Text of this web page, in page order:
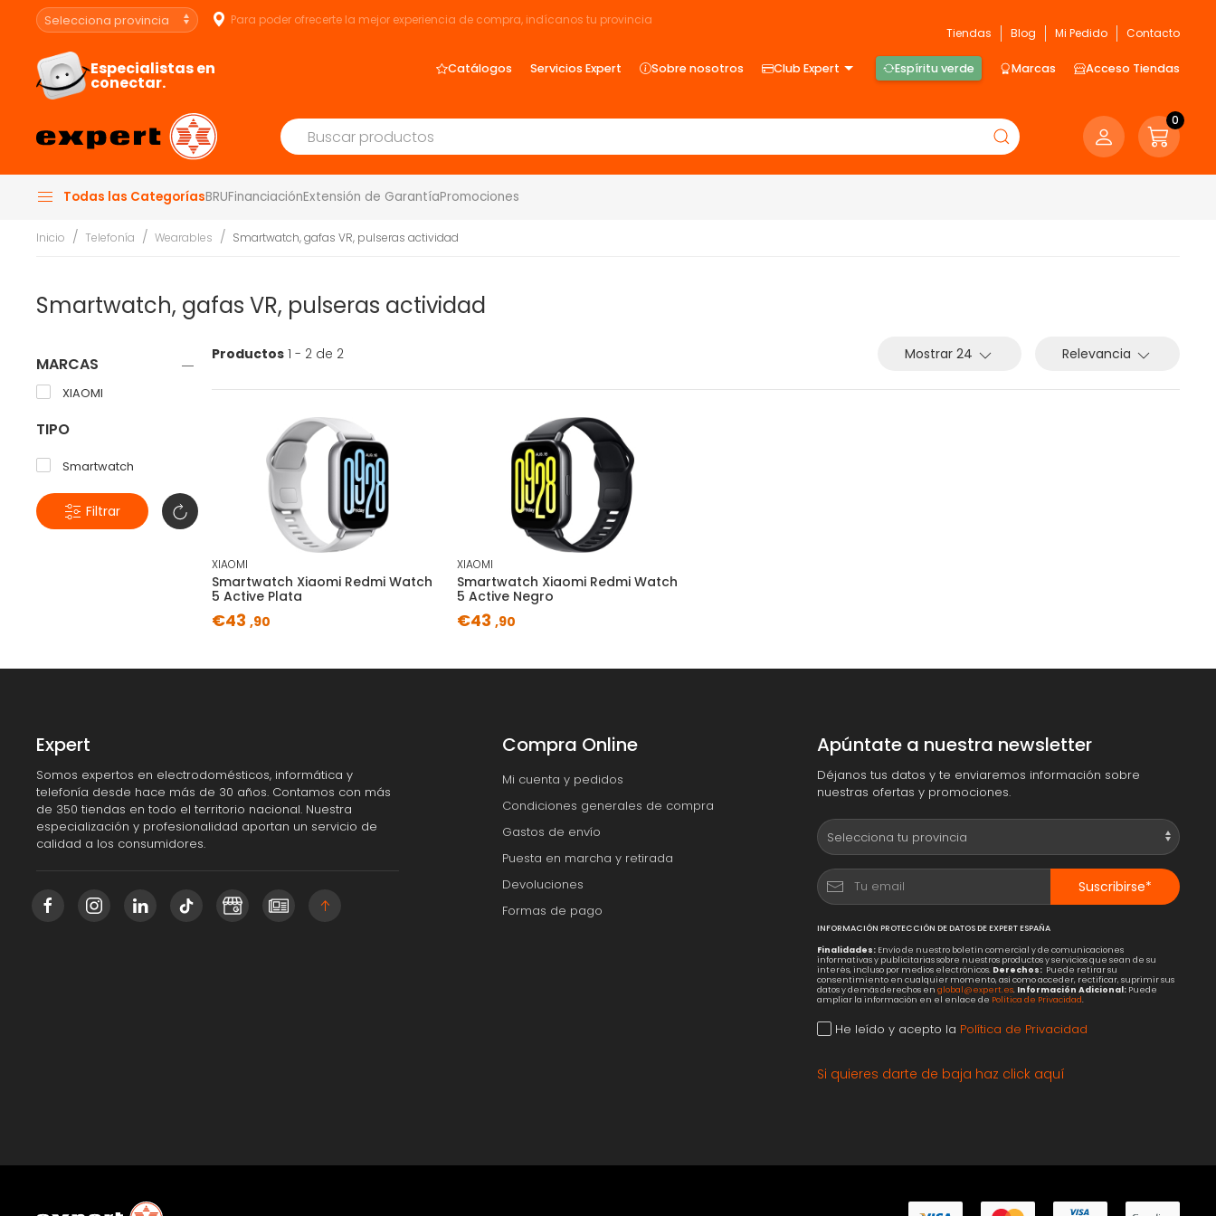
Para poder ofrecerte la mejor experiencia de compra, indícanos tu provincia
Tiendas
Blog Mi Pedido Contacto
Especialistas en
conectar.
Catálogos Servicios Expert Sobre nosotros Club Expert Espíritu verde Marcas Acceso Tiendas
0
Todas las CategoríasBRUFinanciaciónExtensión de GarantíaPromociones
Inicio Telefonía Wearables Smartwatch, gafas VR, pulseras actividad
Smartwatch, gafas VR, pulseras actividad
MARCAS
XIAOMI
TIPO
Smartwatch
Filtrar
Productos 1 - 2 de 2 Mostrar 24 Relevancia
XIAOMI
Smartwatch Xiaomi Redmi Watch
5 Active Plata
€43 ,90
XIAOMI
Smartwatch Xiaomi Redmi Watch
5 Active Negro
€43,90
Expert
Somos expertos en electrodomésticos, informática y
telefonía desde hace más de 30 años. Contamos con más
de 350 tiendas en todo el territorio nacional. Nuestra
especialización y profesionalidad aportan un servicio de
calidad a los consumidores.
Compra Online
Mi cuenta y pedidos
Condiciones generales de compra
Gastos de envío
Puesta en marcha y retirada
Devoluciones
Formas de pago
Apúntate a nuestra newsletter
Déjanos tus datos y te enviaremos información sobre
nuestras ofertas y promociones.
Suscribirse*
INFORMACIÓN PROTECCIÓN DE DATOS DE EXPERT ESPAÑA
Finalidades:Envío de nuestro boletín comercial y de comunicaciones
informativas y publicitarias sobre nuestros productos y servicios que sean de su
interés, incluso por medios electrónicos. Derechos:Puede retirar su
consentimiento en cualquier momento, así como acceder, rectificar, suprimir sus
datos y demás derechos en global@expert.es. Información Adicional:Puede
ampliar la información en el enlace de Política de Privacidad.
He leído y acepto la Política de Privacidad
Si quieres darte de baja haz click aquí